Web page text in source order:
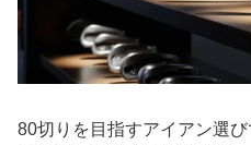
80切りを目指すアイアン選